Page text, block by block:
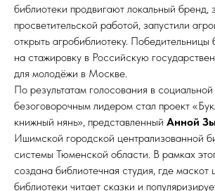
библиотеки продвигают локальный бренд,
просветительской работой, запустили
открыть агробиблиотеку.
на стажировку в Российскую
для молодёжи в Москве.
По результатам голосования в
безоговорочным лидером стал проект
книжный нянь», представленный Анной
Ишимской городской централизованной
системы Тюменской области. В рамках
создана библиотечная студия, где маскот
библиотеки читает сказки и